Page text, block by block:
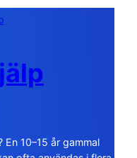
10–15 år gammal